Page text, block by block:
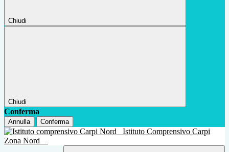
Chiudi
Chiudi
Conferma
Annulla Conferma
Istituto Comprensivo Carpi
Zona Nord